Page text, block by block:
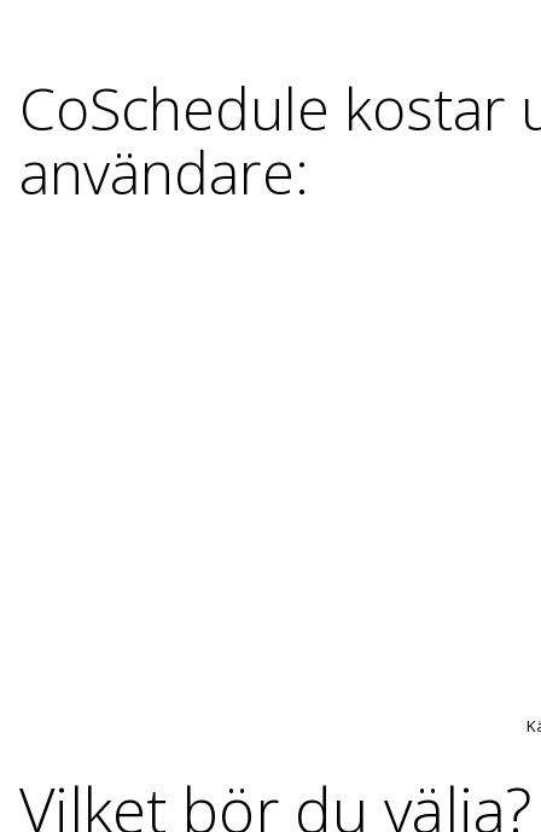
CoSchedule kostar
användare:
Vilket bör du välja?